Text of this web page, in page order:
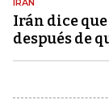
IRÁN
Irán dice
después de